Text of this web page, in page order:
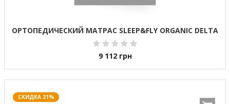
ОРТОПЕДИЧЕСКИЙ МАТРАС SLEEP&FLY ORGANIC DELTA
9 112 грн
СКИДКА 21%